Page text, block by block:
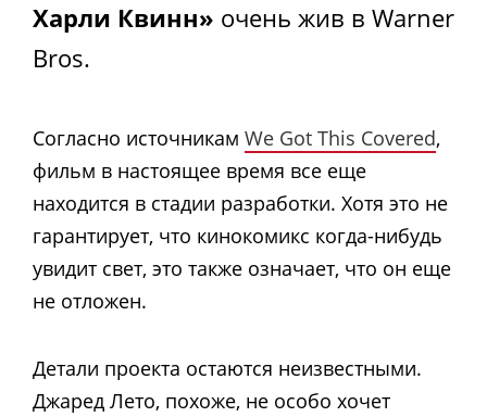
Харли Квинн» очень жив в Warner
Bros.
Согласно источникам We Got This Covered,
фильм в настоящее время все еще
находится в стадии разработки. Хотя это не
гарантирует, что кинокомикс когда-нибудь
увидит свет, это также означает, что он еще
не отложен.
Детали проекта остаются неизвестными.
Джаред Лето, похоже, не особо хочет